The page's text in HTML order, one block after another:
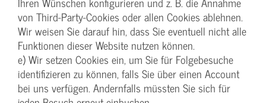
von Third-Party-Cookies oder allen Cookies ablehnen.
Wir weisen Sie darauf hin, dass Sie eventuell nicht alle
Funktionen dieser Website nutzen können.
e) Wir setzen Cookies ein, um Sie für Folgebesuche
identifizieren zu können, falls Sie über einen Account
bei uns verfügen. Andernfalls müssten Sie sich für